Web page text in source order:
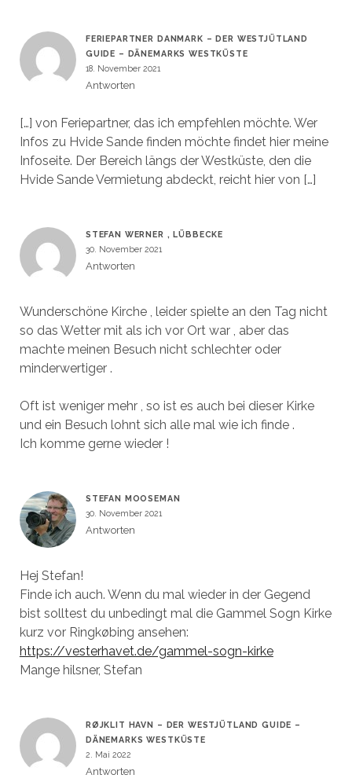
FERIEPARTNER DANMARK – DER WESTJÜTLAND
GUIDE – DÄNEMARKS WESTKÜSTE
18. November 2021
Antworten
[…] von Feriepartner, das ich empfehlen möchte. Wer
Infos zu Hvide Sande finden möchte findet hier meine
Infoseite. Der Bereich längs der Westküste, den die
Hvide Sande Vermietung abdeckt, reicht hier von […]
STEFAN WERNER , LÜBBECKE
30. November 2021
Antworten
Wunderschöne Kirche , leider spielte an den Tag nicht
so das Wetter mit als ich vor Ort war , aber das
machte meinen Besuch nicht schlechter oder
minderwertiger .
Oft ist weniger mehr , so ist es auch bei dieser Kirke
und ein Besuch lohnt sich alle mal wie ich finde .
Ich komme gerne wieder !
STEFAN MOOSEMAN
30. November 2021
Antworten
Hej Stefan!
Finde ich auch. Wenn du mal wieder in der Gegend
bist solltest du unbedingt mal die Gammel Sogn Kirke
kurz vor Ringkøbing ansehen:
https://vesterhavet.de/gammel-sogn-kirke
Mange hilsner, Stefan
RØJKLIT HAVN – DER WESTJÜTLAND GUIDE –
DÄNEMARKS WESTKÜSTE
2. Mai 2022
Antworten